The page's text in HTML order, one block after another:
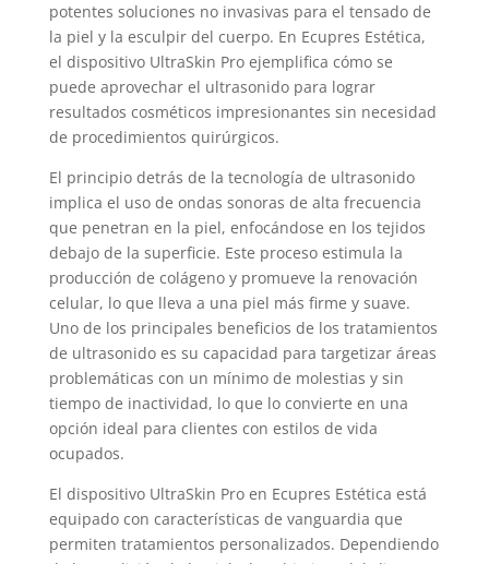
potentes soluciones no invasivas para el tensado de
la piel y la esculpir del cuerpo. En Ecupres Estética,
el dispositivo UltraSkin Pro ejemplifica cómo se
puede aprovechar el ultrasonido para lograr
resultados cosméticos impresionantes sin necesidad
de procedimientos quirúrgicos.
El principio detrás de la tecnología de ultrasonido
implica el uso de ondas sonoras de alta frecuencia
que penetran en la piel, enfocándose en los tejidos
debajo de la superficie. Este proceso estimula la
producción de colágeno y promueve la renovación
celular, lo que lleva a una piel más firme y suave.
Uno de los principales beneficios de los tratamientos
de ultrasonido es su capacidad para targetizar áreas
problemáticas con un mínimo de molestias y sin
tiempo de inactividad, lo que lo convierte en una
opción ideal para clientes con estilos de vida
ocupados.
El dispositivo UltraSkin Pro en Ecupres Estética está
equipado con características de vanguardia que
permiten tratamientos personalizados. Dependiendo